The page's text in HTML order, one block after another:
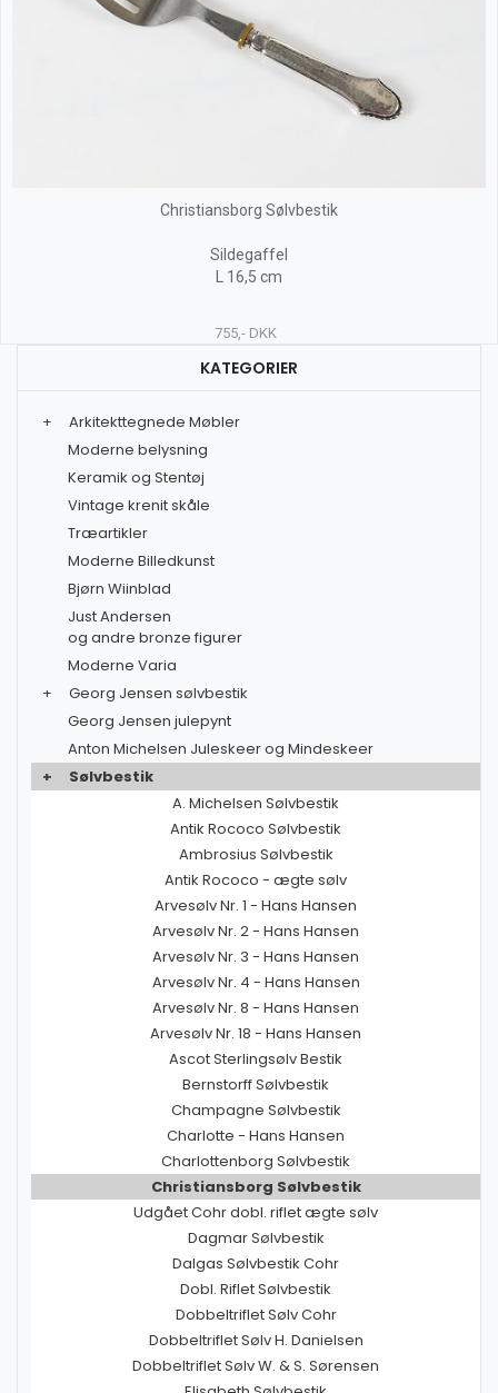
Christiansborg Sølvbestik
Sildegaffel
L 16,5 cm
755,- DKK
KATEGORIER
+
Arkitekttegnede Møbler
Moderne belysning
Keramik og Stentøj
Vintage krenit skåle
Træartikler
Moderne Billedkunst
Bjørn Wiinblad
Just Andersen
og andre bronze figurer
Moderne Varia
+
Georg Jensen sølvbestik
Georg Jensen julepynt
Anton Michelsen Juleskeer og Mindeskeer
+
Sølvbestik
A. Michelsen Sølvbestik
Antik Rococo Sølvbestik
Ambrosius Sølvbestik
Antik Rococo - ægte sølv
Arvesølv Nr. 1 - Hans Hansen
Arvesølv Nr. 2 - Hans Hansen
Arvesølv Nr. 3 - Hans Hansen
Arvesølv Nr. 4 - Hans Hansen
Arvesølv Nr. 8 - Hans Hansen
Arvesølv Nr. 18 - Hans Hansen
Ascot Sterlingsølv Bestik
Bernstorff Sølvbestik
Champagne Sølvbestik
Charlotte - Hans Hansen
Charlottenborg Sølvbestik
Christiansborg Sølvbestik
Udgået Cohr dobl. riflet ægte sølv
Dagmar Sølvbestik
Dalgas Sølvbestik Cohr
Dobl. Riflet Sølvbestik
Dobbeltriflet Sølv Cohr
Dobbeltriflet Sølv H. Danielsen
Dobbeltriflet Sølv W. & S. Sørensen